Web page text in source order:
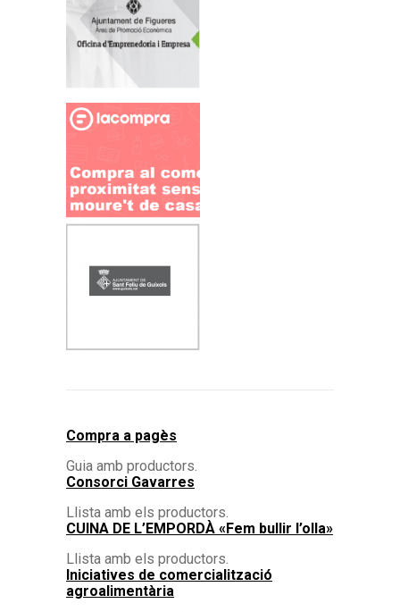
Compra a pagès
Guia amb productors.
Consorci Gavarres
Llista amb els productors.
CUINA DE L’EMPORDÀ «Fem bullir l’olla»
Llista amb els productors.
Iniciatives de comercialització
agroalimentària